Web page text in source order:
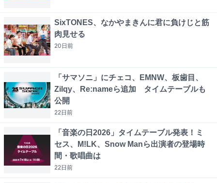
SixTONES、なかやまきんに君に負けじと筋
肉見せる
20日前
「サマソニ」にチェコ、EMNW、板歯目、
Zilqy、Re:nameら追加 タイムテーブルも
公開
22日前
「音楽の日2026」タイムテーブル発表！ミ
セス、M!LK、Snow Manら出演者の登場時
間・歌唱曲は
22日前